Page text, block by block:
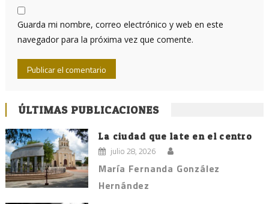
Guarda mi nombre, correo electrónico y web en este
navegador para la próxima vez que comente.
ÚLTIMAS PUBLICACIONES
La ciudad que late en el centro
julio 28, 2026
María Fernanda González
Hernández